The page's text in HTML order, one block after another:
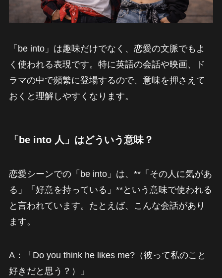
「be into」は趣味だけでなく、恋愛の文脈でもよ
く使われる表現です。特に英語の会話や映画、ド
ラマの中で頻繁に登場するので、意味を押さえて
おくと理解しやすくなります。
「be into 人」はどういう意味？
恋愛シーンでの「be into」は、**「その人に気があ
る」「好意を持っている」**という意味で使われる
と言われています。たとえば、こんな会話があり
ます。
A：「Do you think he likes me?（彼って私のこと
好きだと思う？）」